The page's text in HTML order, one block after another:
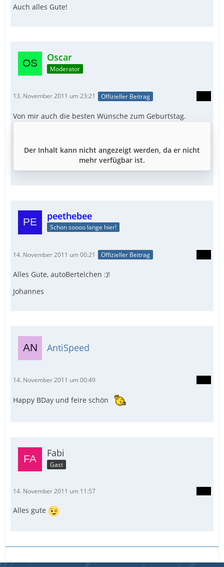
Auch alles Gute!
Oscar
Moderator
13. November 2011 um 23:21 Offizieller Beitrag
Von mir auch die besten Wünsche zum Geburtstag.
Der Inhalt kann nicht angezeigt werden, da er nicht
mehr verfügbar ist.
peethebee
Schon soooo lange hier!
14. November 2011 um 00:21 Offizieller Beitrag
Alles Gute, autoBertelchen :)!
Johannes
AntiSpeed
14. November 2011 um 00:49
Happy BDay und feire schön
Fabi
Gast
14. November 2011 um 11:57
Alles gute